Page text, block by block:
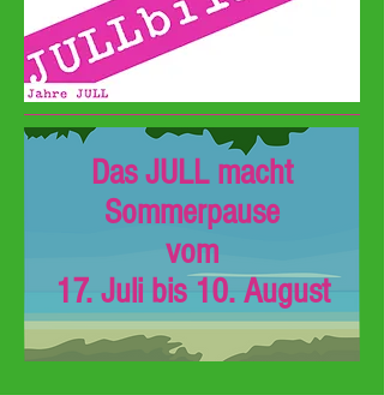
Das JULL macht
Sommerpause
vom
17. Juli bis 10. August